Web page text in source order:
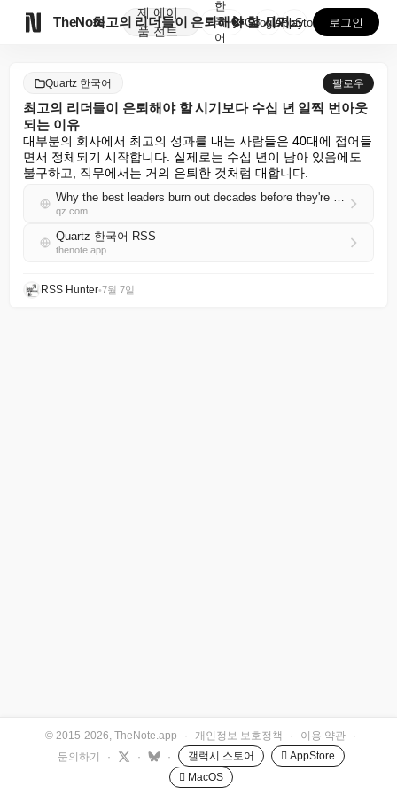
TheNote
제
품
에이
전트
최고의 리더들이 은퇴해야 할 시기보다 수십 년 일찍 번...
한
국
어
GooglePlay
AppStore 로그인
Quartz 한국어 팔로우
최고의 리더들이 은퇴해야 할 시기보다 수십 년 일찍 번아웃
되는 이유
대부분의 회사에서 최고의 성과를 내는 사람들은 40대에 접어들
면서 정체되기 시작합니다. 실제로는 수십 년이 남아 있음에도
불구하고, 직무에서는 거의 은퇴한 것처럼 대합니다.
Why the best leaders burn out decades before they're supposed to retire
qz.com
Quartz 한국어 RSS
thenote.app
RSS Hunter•7월 7일
© 2015-2026, TheNote.app · 개인정보 보호정책 · 이용 약관
·
문의하기
· · · 갤럭시 스토어
 AppStore
 MacOS